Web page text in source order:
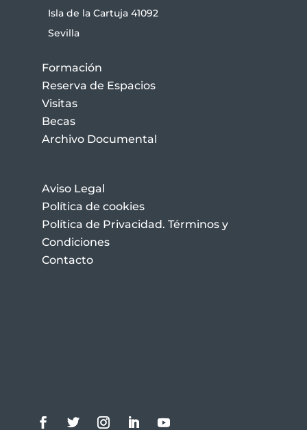
Isla de la Cartuja 41092
Sevilla
Formación
Reserva de Espacios
Visitas
Becas
Archivo Documental
Aviso Legal
Política de cookies
Política de Privacidad. Términos y
Condiciones
Contacto